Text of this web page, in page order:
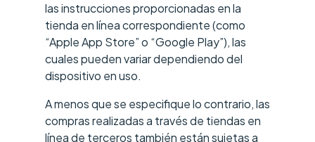
las instrucciones proporcionadas en la
tienda en línea correspondiente (como
“Apple App Store” o “Google Play”), las
cuales pueden variar dependiendo del
dispositivo en uso.
A menos que se especifique lo contrario, las
compras realizadas a través de tiendas en
línea de terceros también están sujetas a